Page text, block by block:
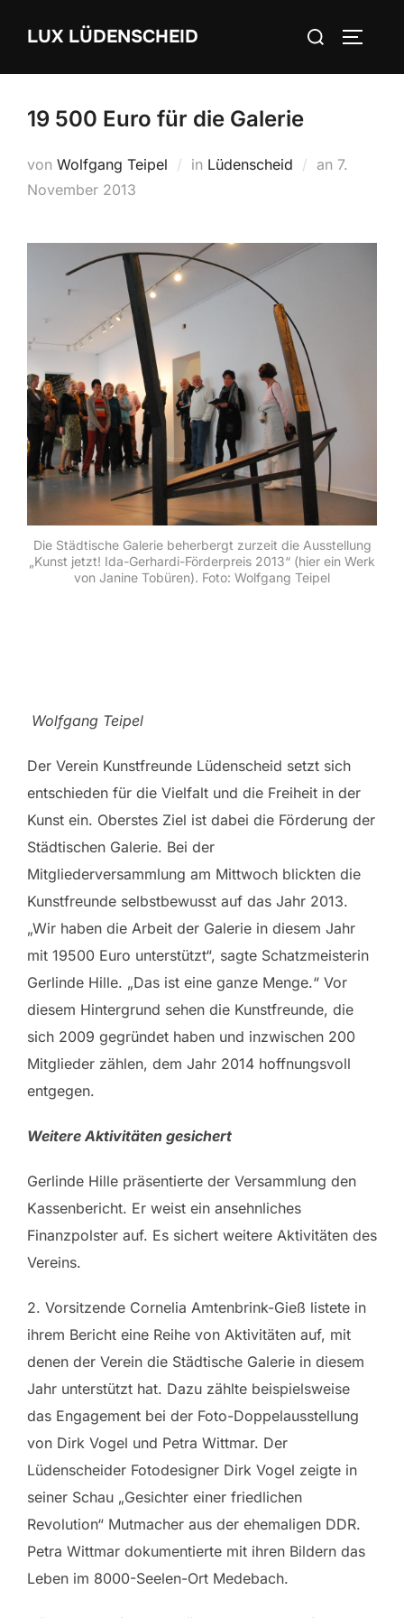
InhaltLUX LÜDENSCHEID
Suchen
19 500 Euro für die Galerie
von Wolfgang Teipel in Lüdenscheid an 7.
November 2013
Die Städtische Galerie beherbergt zurzeit die Ausstellung
„Kunst jetzt! Ida-Gerhardi-Förderpreis 2013“ (hier ein Werk
von Janine Tobüren). Foto: Wolfgang Teipel
Wolfgang Teipel
Der Verein Kunstfreunde Lüdenscheid setzt sich
entschieden für die Vielfalt und die Freiheit in der
Kunst ein. Oberstes Ziel ist dabei die Förderung der
Städtischen Galerie. Bei der
Mitgliederversammlung am Mittwoch blickten die
Kunstfreunde selbstbewusst auf das Jahr 2013.
„Wir haben die Arbeit der Galerie in diesem Jahr
mit 19500 Euro unterstützt“, sagte Schatzmeisterin
Gerlinde Hille. „Das ist eine ganze Menge.“ Vor
diesem Hintergrund sehen die Kunstfreunde, die
sich 2009 gegründet haben und inzwischen 200
Mitglieder zählen, dem Jahr 2014 hoffnungsvoll
entgegen.
Weitere Aktivitäten gesichert
Gerlinde Hille präsentierte der Versammlung den
Kassenbericht. Er weist ein ansehnliches
Finanzpolster auf. Es sichert weitere Aktivitäten des
Vereins.
2. Vorsitzende Cornelia Amtenbrink-Gieß listete in
ihrem Bericht eine Reihe von Aktivitäten auf, mit
denen der Verein die Städtische Galerie in diesem
Jahr unterstützt hat. Dazu zählte beispielsweise
das Engagement bei der Foto-Doppelausstellung
von Dirk Vogel und Petra Wittmar. Der
Lüdenscheider Fotodesigner Dirk Vogel zeigte in
seiner Schau „Gesichter einer friedlichen
Revolution“ Mutmacher aus der ehemaligen DDR.
Petra Wittmar dokumentierte mit ihren Bildern das
Leben im 8000-Seelen-Ort Medebach.